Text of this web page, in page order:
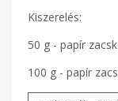
Kiszerelés:
50 g - papír
100 g - papír